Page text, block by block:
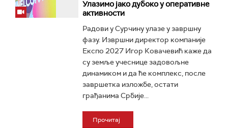
Улазимо јако дубоко у оперативне
активности
Радови у Сурчину улазе у завршну
фазу. Извршни директор компаније
Експо 2027 Игор Ковачевић каже да
су земље учеснице задовољне
динамиком и да ће комплекс, после
завршетка изложбе, остати
грађанима Србије...
Прочитај